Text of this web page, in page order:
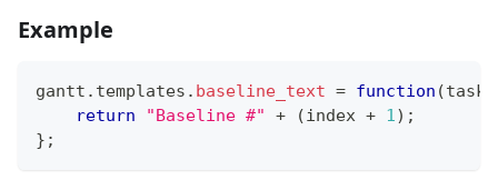
Example
gantt . templates . baseline_text = function (task
return
"Baseline #" + (index + 1) ;
} ;